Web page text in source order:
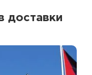
доставки